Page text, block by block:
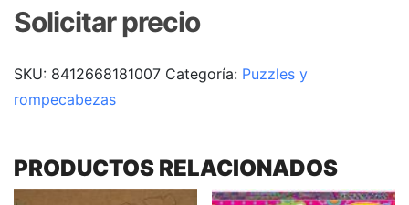
Solicitar precio
SKU: 8412668181007 Categoría: Puzzles y
rompecabezas
PRODUCTOS RELACIONADOS